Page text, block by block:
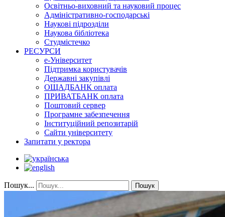
Освітньо-виховний та науковий процес
Адміністративно-господарські
Наукові підрозділи
Наукова бібліотека
Студмістечко
РЕСУРСИ
е-Університет
Підтримка користувачів
Державні закупівлі
ОЩАДБАНК оплата
ПРИВАТБАНК оплата
Поштовий сервер
Програмне забезпечення
Інституційний репозитарій
Сайти університету
Запитати у ректора
Пошук... Пошук